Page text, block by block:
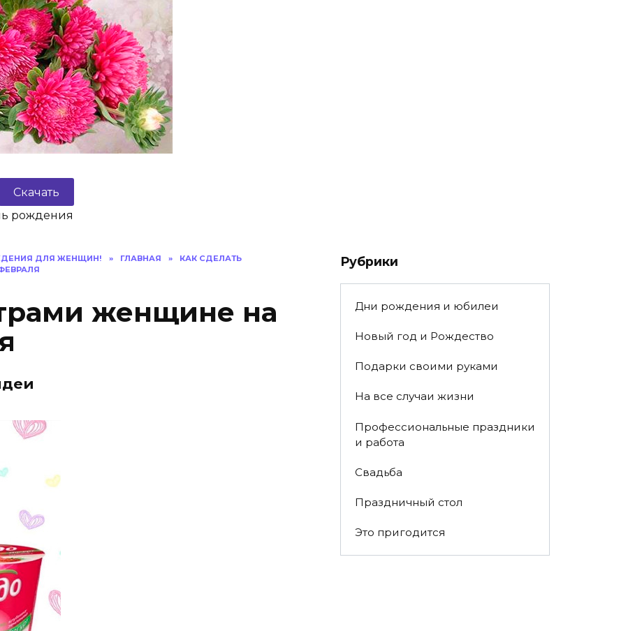
Скачать
рождения
Рубрики
Дни рождения и юбилеи
Новый год и Рождество
Подарки своими руками
На все случаи жизни
Профессиональные праздники
и работа
Свадьба
Праздничный стол
Это пригодится
ДЛЯ ЖЕНЩИН! » ГЛАВНАЯ »
КАК СДЕЛАТЬ
женщине на